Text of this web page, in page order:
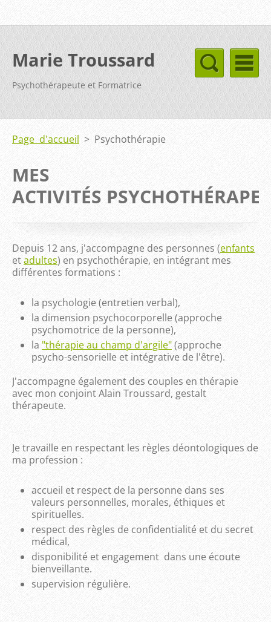
Marie Troussard
Psychothérapeute et Formatrice
Page d'accueil > Psychothérapie
MES
ACTIVITÉS
Depuis 12 ans, j'accompagne des personnes (enfants
etadultes) en psychothérapie, en intégrant mes
différentes formations :
la psychologie (entretien verbal),
la dimension psychocorporelle (approche
psychomotrice de la personne),
la "thérapie au champ d'argile"(approche
psycho-sensorielle et intégrative de l'être).
J'accompagne également des couples en thérapie
avec mon conjoint Alain Troussard, gestalt
thérapeute.
Je travaille en respectant les règles déontologiques de
ma profession :
accueil et respect de la personne dans ses
valeurs personnelles, morales, éthiques et
spirituelles.
respect des règles de confidentialité et du secret
médical,
disponibilité et engagement dans une écoute
bienveillante.
supervision régulière.